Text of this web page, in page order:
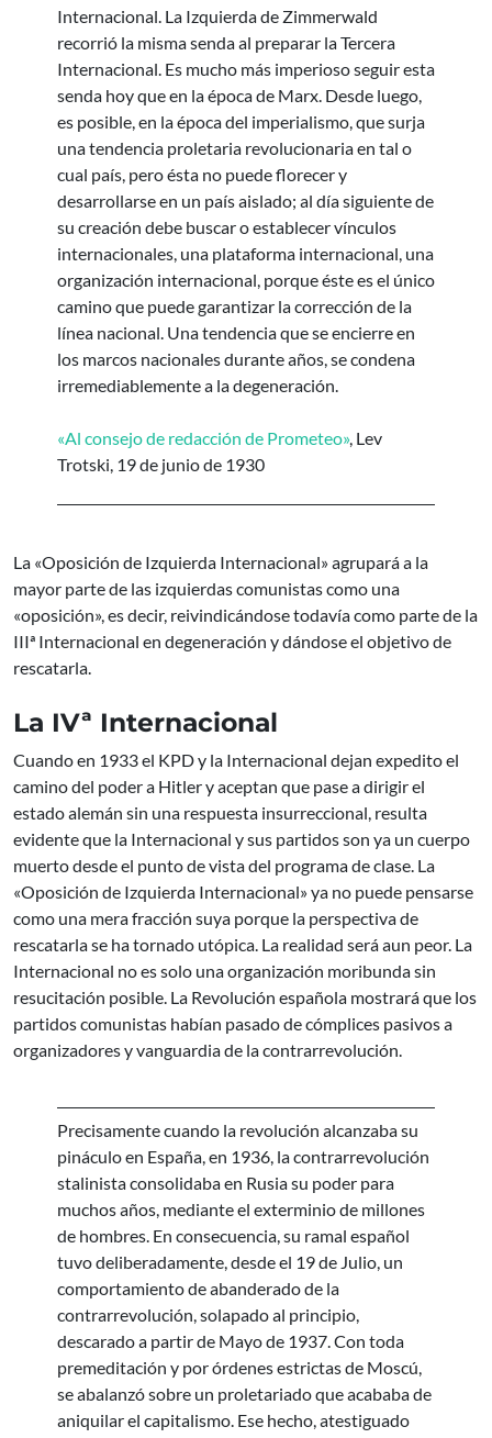
Internacional. La Izquierda de Zimmerwald
recorrió la misma senda al preparar la Tercera
Internacional. Es mucho más imperioso seguir esta
senda hoy que en la época de Marx. Desde luego,
es posible, en la época del imperialismo, que surja
una tendencia proletaria revolucionaria en tal o
cual país, pero ésta no puede florecer y
desarrollarse en un país aislado; al día siguiente de
su creación debe buscar o establecer vínculos
internacionales, una plataforma internacional, una
organización internacional, porque éste es el único
camino que puede garantizar la corrección de la
línea nacional. Una tendencia que se encierre en
los marcos nacionales durante años, se condena
irremediablemente a la degeneración.
«Al consejo de redacción de Prometeo», Lev
Trotski, 19 de junio de 1930
La «Oposición de Izquierda Internacional» agrupará a la
mayor parte de las izquierdas comunistas como una
«oposición», es decir, reivindicándose todavía como parte de la
IIIª Internacional en degeneración y dándose el objetivo de
rescatarla.
La IVª Internacional
Cuando en 1933 el KPD y la Internacional dejan expedito el
camino del poder a Hitler y aceptan que pase a dirigir el
estado alemán sin una respuesta insurreccional, resulta
evidente que la Internacional y sus partidos son ya un cuerpo
muerto desde el punto de vista del programa de clase. La
«Oposición de Izquierda Internacional» ya no puede pensarse
como una mera fracción suya porque la perspectiva de
rescatarla se ha tornado utópica. La realidad será aun peor. La
Internacional no es solo una organización moribunda sin
resucitación posible. La Revolución española mostrará que los
partidos comunistas habían pasado de cómplices pasivos a
organizadores y vanguardia de la contrarrevolución.
Precisamente cuando la revolución alcanzaba su
pináculo en España, en 1936, la contrarrevolución
stalinista consolidaba en Rusia su poder para
muchos años, mediante el exterminio de millones
de hombres. En consecuencia, su ramal español
tuvo deliberadamente, desde el 19 de Julio, un
comportamiento de abanderado de la
contrarrevolución, solapado al principio,
descarado a partir de Mayo de 1937. Con toda
premeditación y por órdenes estrictas de Moscú,
se abalanzó sobre un proletariado que acababa de
aniquilar el capitalismo. Ese hecho, atestiguado